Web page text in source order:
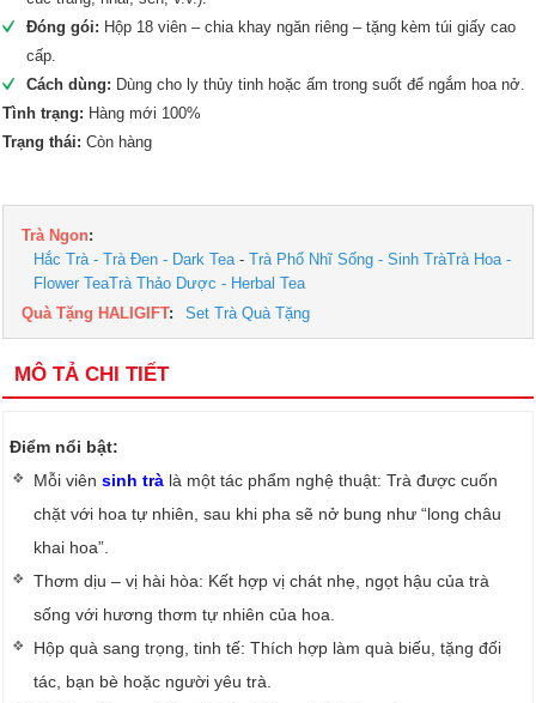
Đóng gói: Hộp 18 viên – chia khay ngăn riêng – tặng kèm túi giấy cao
cấp.
Cách dùng: Dùng cho ly thủy tinh hoặc ấm trong suốt để ngắm hoa nở.
Tình trạng: Hàng mới 100%
Trạng thái:Còn hàng
Trà Ngon:
Hắc Trà - Trà Đen - Dark Tea -Trà Phổ Nhĩ Sống - Sinh TràTrà Hoa -
Flower TeaTrà Thảo Dược - Herbal Tea
Quà Tặng HALIGIFT: Set Trà Quà Tặng
MÔ TẢ CHI TIẾT
Điểm nổi bật:
Mỗi viênsinh trà là một tác phẩm nghệ thuật: Trà được cuốn
chặt với hoa tự nhiên, sau khi pha sẽ nở bung như “long châu
khai hoa”.
Thơm dịu – vị hài hòa: Kết hợp vị chát nhẹ, ngọt hậu của trà
sống với hương thơm tự nhiên của hoa.
Hộp quà sang trọng, tinh tế: Thích hợp làm quà biếu, tặng đối
tác, bạn bè hoặc người yêu trà.